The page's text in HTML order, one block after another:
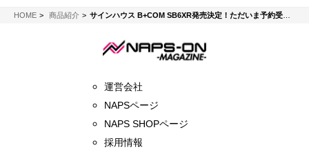
HOMENAPS-ON マガジン
商品紹介 サインハウス B+COM SB6XR発売決定！ただいま予約受付中！
運営会社
NAPSページ
NAPS SHOPページ
採用情報